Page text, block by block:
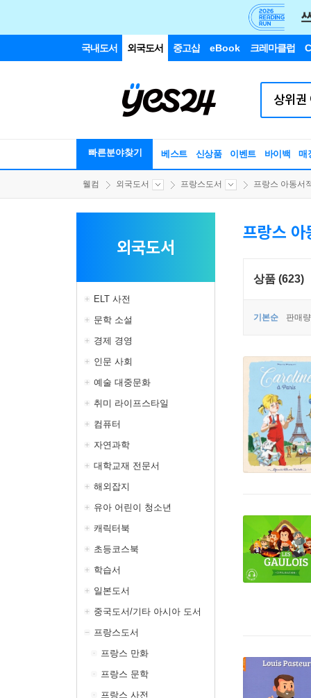
국내도서 외국도서 중고샵 eBook 크레마클럽
빠른분야찾기 베스트 신상품 이벤트 바이백 매
웰컴 외국도서 프랑스도서 프랑스 아동서
외국도서
ELT 사전
문학 소설
경제 경영
인문 사회
예술 대중문화
취미 라이프스타일
컴퓨터
자연과학
대학교재 전문서
해외잡지
유아 어린이 청소년
캐릭터북
초등코스북
학습서
일본도서
중국도서/기타 아시아 도서
프랑스도서
프랑스 만화
프랑스 문학
프랑스 사전
프랑스 아
상품 (623)
기본순 판매